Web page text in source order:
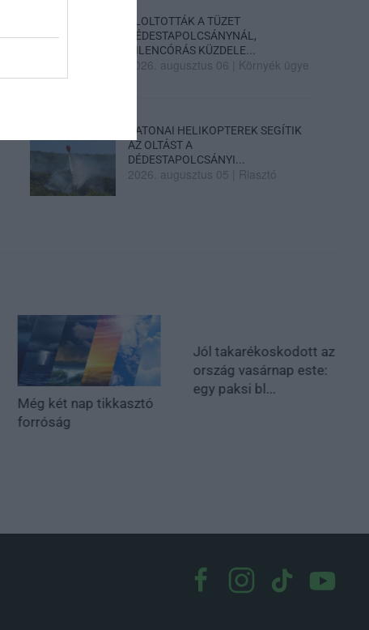
ELOLTOTTÁK A TÜZET
DÉDESTAPOLCSÁNYNÁL,
KILENCÓRÁS KÜZDELE...
2026. augusztus 06 Környék ügye
KATONAI HELIKOPTEREK SEGÍTIK
AZ OLTÁST A
DÉDESTAPOLCSÁNYI...
2026. augusztus 05 Riasztó
Még két nap tikkasztó
forróság
Jól takarékoskodott az
ország vasárnap este:
egy paksi bl...